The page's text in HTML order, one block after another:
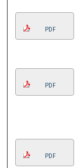
PDF
PDF
PDF